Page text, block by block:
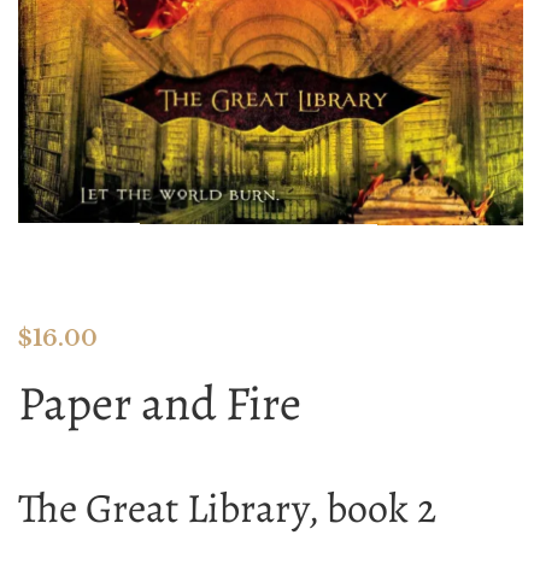
$16.00
Paper and Fire
The Great Library, book 2